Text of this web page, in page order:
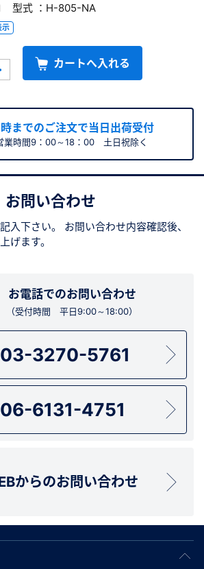
型式 ：H-805-NA
示
カートへ入れる
までのご注文で当日出荷受付
業時間9：00～18：00 土日祝除く
お問い合わせ
入下さい。
お問い合わせ内容確認後、
げます。
お電話でのお問い合わせ
（受付時間 平日9:00～18:00）
03-3270-5761
06-6131-4751
からのお問い合わせ